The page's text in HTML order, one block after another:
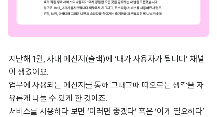
지난해 1월, 사내 메신저(슬랙)에 ‘내가 사용자가 됩니다’ 채널
이 생겼어요.
업무에 사용되는 메신저를 통해 그때그때 떠오르는 생각을 자
유롭게 나눌 수 있게 한 것이죠.
서비스를 사용하다 보면 ‘이러면 좋겠다’ 혹은 ‘이게 필요하다’